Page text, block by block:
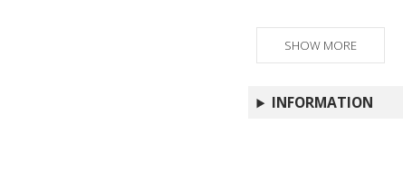
SHOW MORE
INFORMATION